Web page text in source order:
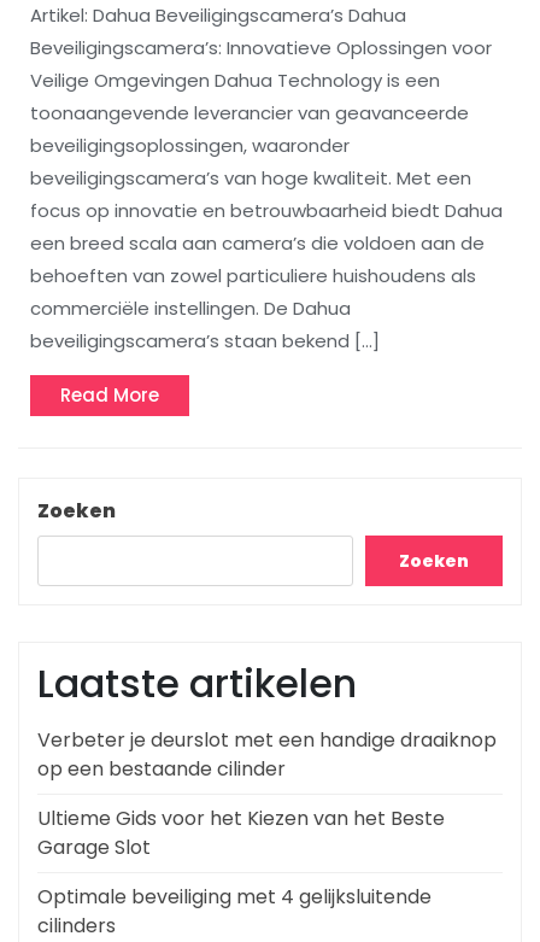
Artikel: Dahua Beveiligingscamera’s Dahua
Beveiligingscamera’s: Innovatieve Oplossingen voor
Veilige Omgevingen Dahua Technology is een
toonaangevende leverancier van geavanceerde
beveiligingsoplossingen, waaronder
beveiligingscamera’s van hoge kwaliteit. Met een
focus op innovatie en betrouwbaarheid biedt Dahua
een breed scala aan camera’s die voldoen aan de
behoeften van zowel particuliere huishoudens als
commerciële instellingen. De Dahua
beveiligingscamera’s staan bekend […]
Read MoreRead
More
Zoeken
Zoeken
Laatste artikelen
Verbeter je deurslot met een handige draaiknop
op een bestaande cilinder
Ultieme Gids voor het Kiezen van het Beste
Garage Slot
Optimale beveiliging met 4 gelijksluitende
cilinders